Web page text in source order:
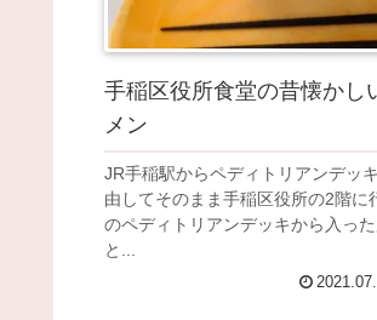
手稲区役所食堂の昔懐かし
メン
JR手稲駅からペディトリアンデッ
由してそのまま手稲区役所の2階に
のペディトリアンデッキから入っ
と...